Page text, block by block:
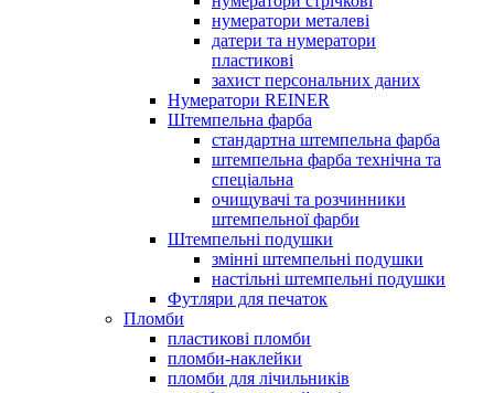
нумератори металеві
датери та нумератори
пластикові
захист персональних даних
Нумератори REINER
Штемпельна фарба
стандартна штемпельна фарба
штемпельна фарба технічна та
спеціальна
очищувачі та розчинники
штемпельної фарби
Штемпельні подушки
змінні штемпельні подушки
настільні штемпельні подушки
Футляри для печаток
Пломби
пластикові пломби
пломби-наклейки
пломби для лічильників